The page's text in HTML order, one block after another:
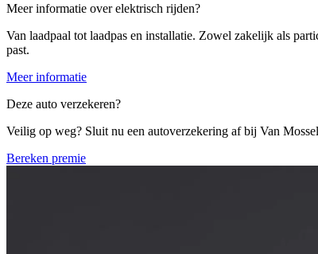
Meer informatie over elektrisch rijden?
Van laadpaal tot laadpas en installatie. Zowel zakelijk als
past.
Meer informatie
Deze auto verzekeren?
Veilig op weg? Sluit nu een autoverzekering af bij Van
Bereken premie